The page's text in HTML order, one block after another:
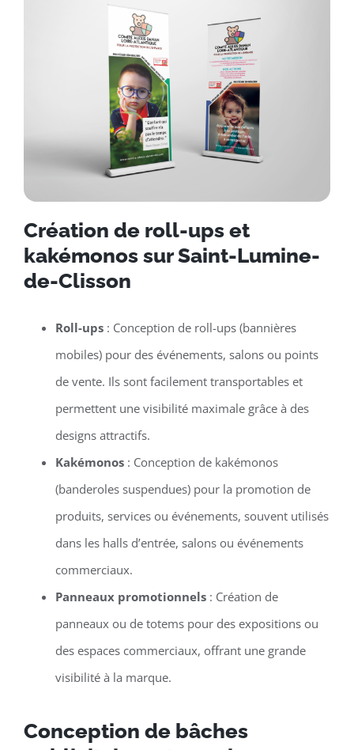
Création de roll-ups et
kakémonos sur Saint-Lumine-
de-Clisson
Roll-ups: Conception de roll-ups (bannières
mobiles) pour des événements, salons ou points
de vente. Ils sont facilement transportables et
permettent une visibilité maximale grâce à des
designs attractifs.
Kakémonos: Conception de kakémonos
(banderoles suspendues) pour la promotion de
produits, services ou événements, souvent utilisés
dans les halls d’entrée, salons ou événements
commerciaux.
Panneaux promotionnels: Création de
panneaux ou de totems pour des expositions ou
des espaces commerciaux, offrant une grande
visibilité à la marque.
Conception de bâches